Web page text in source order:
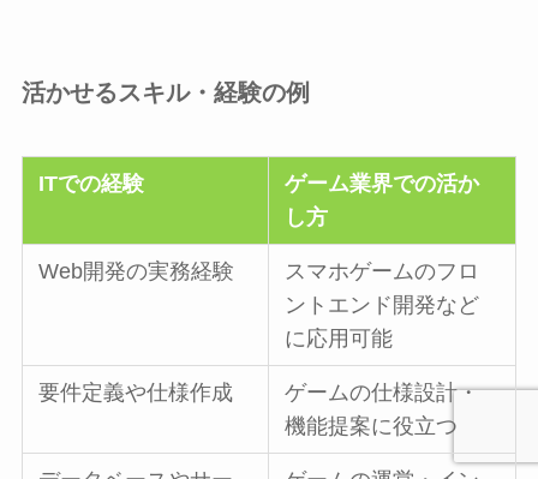
活かせるスキル・経験の例
ITでの経験
ゲーム業界での活か
し方
Web開発の実務経験
スマホゲームのフロ
ントエンド開発など
に応用可能
要件定義や仕様作成
ゲームの仕様設計・
機能提案に役立つ